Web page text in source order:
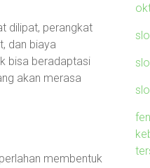
dilipat, perangkat
dan biaya
bisa beradaptasi
akan merasa
membentuk